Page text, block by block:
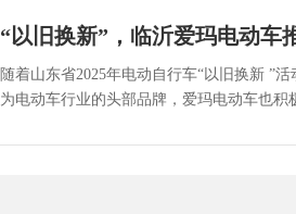
“以旧换新”，临沂爱玛电动车
随着山东省2025年电动自行车“以旧换新 ”
为电动车行业的头部品牌，爱玛电动车也